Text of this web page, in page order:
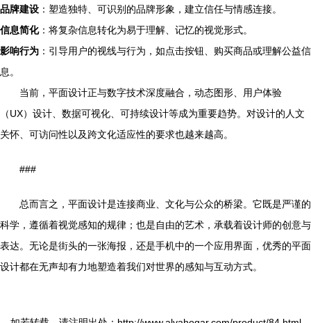
品牌建设 ：塑造独特、可识别的品牌形象，建立信任与情感连接。
信息简化：将复杂信息转化为易于理解、记忆的视觉形式。
影响行为 ：引导用户的视线与行为，如点击按钮、购买商品或理解公益信
息。
当前，平面设计正与数字技术深度融合，动态图形、用户体验
（UX）设计、数据可视化、可持续设计等成为重要趋势。对设计的人文
关怀、可访问性以及跨文化适应性的要求也越来越高。
###
总而言之，平面设计是连接商业、文化与公众的桥梁。它既是严谨的
科学，遵循着视觉感知的规律；也是自由的艺术，承载着设计师的创意与
表达。无论是街头的一张海报，还是手机中的一个应用界面，优秀的平面
设计都在无声却有力地塑造着我们对世界的感知与互动方式。